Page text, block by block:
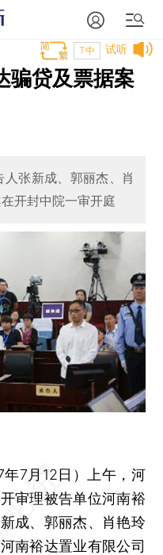
试听
T中
骗贷及票据案
张新成、郭丽杰、肖
开封中院一审开庭
年7月12日）上午，河
审理被告单位河南裕
成、郭丽杰、肖艳玲
南裕达置业有限公司